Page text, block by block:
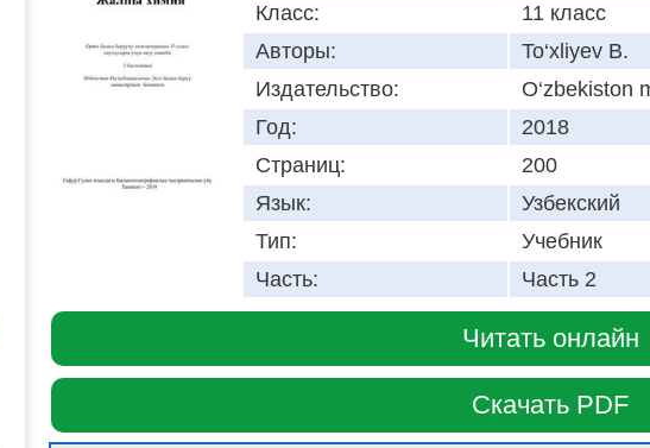
Класс:
11 класс
Авторы:
To‘xliyev B.
Издательство:
O‘zbekiston
Год:
2018
Страниц:
200
Язык:
Узбекский
Тип:
Учебник
Часть:
Часть 2
Читать онлайн
Скачать PDF